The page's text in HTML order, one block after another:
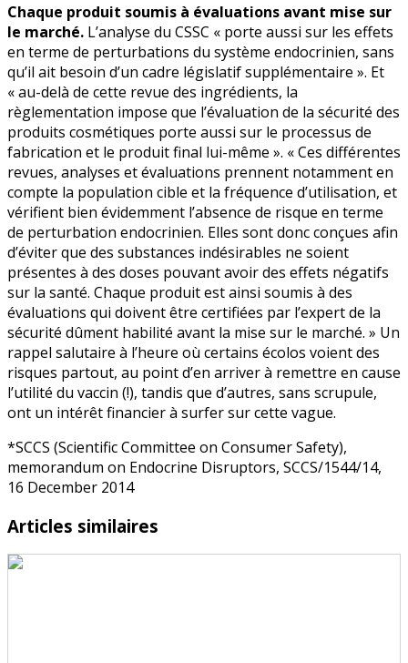
Chaque produit soumis à évaluations avant mise sur
le marché. L’analyse du CSSC « porte aussi sur les effets
en terme de perturbations du système endocrinien, sans
qu’il ait besoin d’un cadre législatif supplémentaire ». Et
« au-delà de cette revue des ingrédients, la
règlementation impose que l’évaluation de la sécurité des
produits cosmétiques porte aussi sur le processus de
fabrication et le produit final lui-même ». « Ces différentes
revues, analyses et évaluations prennent notamment en
compte la population cible et la fréquence d’utilisation, et
vérifient bien évidemment l’absence de risque en terme
de perturbation endocrinien. Elles sont donc conçues afin
d’éviter que des substances indésirables ne soient
présentes à des doses pouvant avoir des effets négatifs
sur la santé. Chaque produit est ainsi soumis à des
évaluations qui doivent être certifiées par l’expert de la
sécurité dûment habilité avant la mise sur le marché. » Un
rappel salutaire à l’heure où certains écolos voient des
risques partout, au point d’en arriver à remettre en cause
l’utilité du vaccin (!), tandis que d’autres, sans scrupule,
ont un intérêt financier à surfer sur cette vague.
*SCCS (Scientific Committee on Consumer Safety),
memorandum on Endocrine Disruptors, SCCS/1544/14,
16 December 2014
Articles similaires